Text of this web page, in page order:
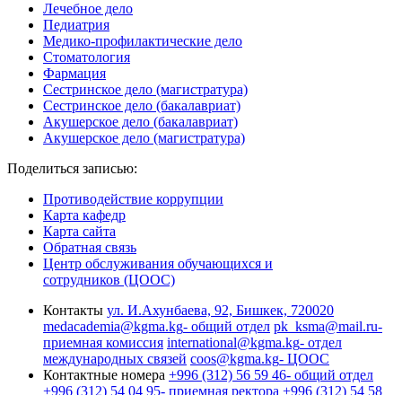
Лечебное дело
Педиатрия
Медико-профилактические дело
Стоматология
Фармация
Сестринское дело (магистратура)
Сестринское дело (бакалавриат)
Акушерское дело (бакалавриат)
Акушерское дело (магистратура)
Поделиться записью:
Противодействие коррупции
Карта кафедр
Карта сайта
Обратная связь
Центр обслуживания обучающихся и
сотрудников (ЦООС)
Контакты ул. И.Ахунбаева, 92, Бишкек, 720020
medacademia@kgma.kg- общий отдел pk_ksma@mail.ru-
приемная комиссия international@kgma.kg- отдел
международных связей coos@kgma.kg- ЦООС
Контактные номера +996 (312) 56 59 46- общий отдел
+996 (312) 54 04 95- приемная ректора +996 (312) 54 58